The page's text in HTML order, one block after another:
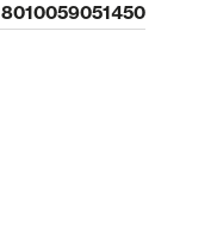
8010059051450